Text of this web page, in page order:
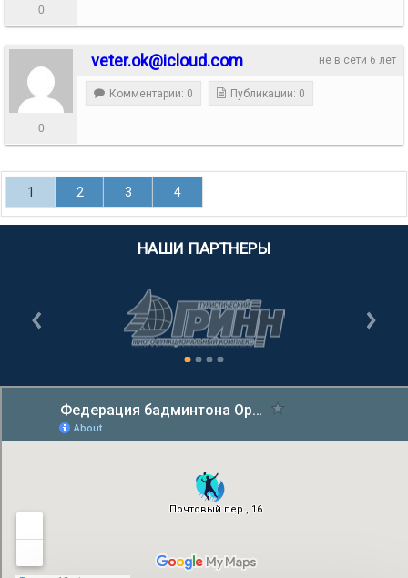
0
не в сети 6 лет
veter.ok@icloud.com
0
Комментарии: 0 Публикации: 0
1 2 3 4
НАШИ ПАРТНЕРЫ